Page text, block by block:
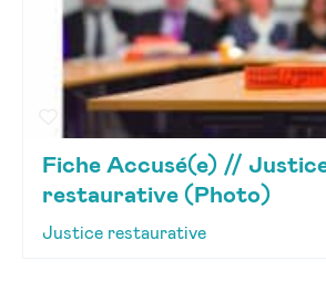
Fiche Accusé(e) //
restaurative (Photo)
Justice restaurative